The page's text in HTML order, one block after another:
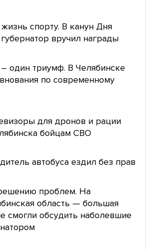
спорту. В канун Дня
вручил награды
один триумф. В Челябинске
по современному
для дронов и рации
бойцам СВО
автобуса ездил без прав
проблем. На
область — большая
смогли обсудить наболевшие